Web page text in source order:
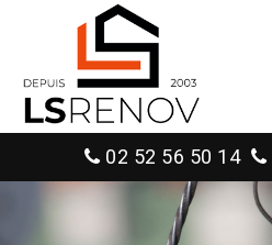
02 52 56 50 14